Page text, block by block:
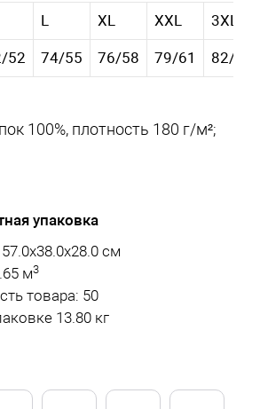
L XL XXL 3XL
52 74/55 76/58 79/61 82/64
100%, плотность 180 г/м²;
упаковка
см
м3
товара: 50
13.80 кг